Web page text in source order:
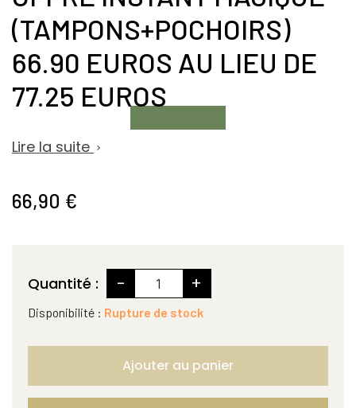
(TAMPONS+POCHOIRS)
66.90 EUROS AU LIEU DE
77.25 EUROS
Lire la suite 
66,90 €
Quantité : - +
Disponibilité : Rupture de stock
Ajouter au panier